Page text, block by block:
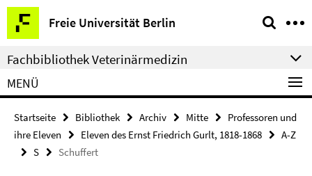
Springe
direkt
zu
Inhalt
Freie Universität Berlin
Service-
Navigation
Fachbibliothek Veterinärmedizin
MENÜ
Startseite Bibliothek Archiv Mitte
Professoren und
ihre Eleven
Eleven des Ernst Friedrich Gurlt, 1818-1868
A-Z
S
Schuffert